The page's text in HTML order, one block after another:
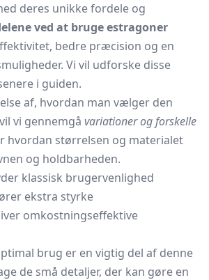
deres unikke fordele og
ved at bruge estragoner
bedre præcision og en
Vi vil udforske disse
i guiden.
af, hvordan man vælger den
vi gennemgå variationer og forskelle
hvordan størrelsen og materialet
og holdbarheden.
klassisk brugervenlighed
ekstra styrke
omkostningseffektive
brug er en vigtig del af denne
de små detaljer, der kan gøre en